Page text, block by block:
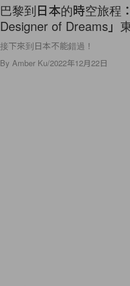
巴黎到日本的時空旅程
Designer of Dreams」
接下來到日本不能錯過！
By Amber Ku/2022年12月22日